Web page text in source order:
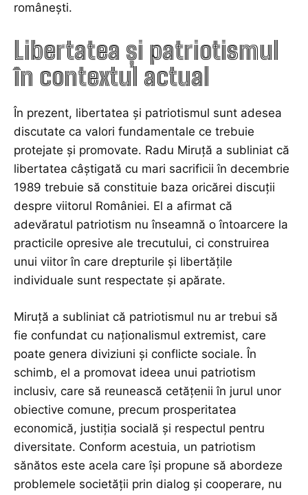
românești.
Libertatea și patriotismul
în contextul actual
În prezent, libertatea și patriotismul sunt adesea
discutate ca valori fundamentale ce trebuie
protejate și promovate. Radu Miruță a subliniat că
libertatea câștigată cu mari sacrificii în decembrie
1989 trebuie să constituie baza oricărei discuții
despre viitorul României. El a afirmat că
adevăratul patriotism nu înseamnă o întoarcere la
practicile opresive ale trecutului, ci construirea
unui viitor în care drepturile și libertățile
individuale sunt respectate și apărate.
Miruță a subliniat că patriotismul nu ar trebui să
fie confundat cu naționalismul extremist, care
poate genera diviziuni și conflicte sociale. În
schimb, el a promovat ideea unui patriotism
inclusiv, care să reunească cetățenii în jurul unor
obiective comune, precum prosperitatea
economică, justiția socială și respectul pentru
diversitate. Conform acestuia, un patriotism
sănătos este acela care își propune să abordeze
problemele societății prin dialog și cooperare, nu